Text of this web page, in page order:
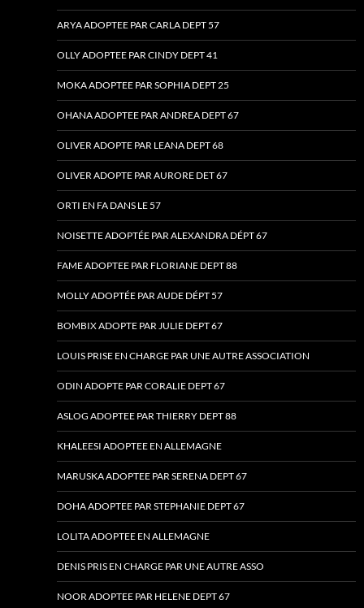
ARYA ADOPTEE PAR CARLA DEPT 57
OLLY ADOPTEE PAR CINDY DEPT 41
MOKA ADOPTEE PAR SOPHIA DEPT 25
OHANA ADOPTEE PAR ANDREA DEPT 67
OLIVER ADOPTE PAR LEANA DEPT 68
OLIVER ADOPTE PAR AURORE DET 67
ORTI EN FA DANS LE 57
NOISETTE ADOPTÉE PAR ALEXANDRA DÉPT 67
FAME ADOPTEE PAR FLORIANE DEPT 88
MOLLY ADOPTÉE PAR AUDE DÉPT 57
BOMBIX ADOPTE PAR JULIE DEPT 67
LOUIS PRISE EN CHARGE PAR UNE AUTRE ASSOCIATION
ODIN ADOPTE PAR CORALIE DEPT 67
ASLOG ADOPTEE PAR THIERRY DEPT 88
KHALEESI ADOPTEE EN ALLEMAGNE
MARUSKA ADOPTEE PAR SERENA DEPT 67
DOHA ADOPTEE PAR STEPHANIE DEPT 67
LOLITA ADOPTEE EN ALLEMAGNE
DENIS PRIS EN CHARGE PAR UNE AUTRE ASSO
NOOR ADOPTEE PAR HELENE DEPT 67